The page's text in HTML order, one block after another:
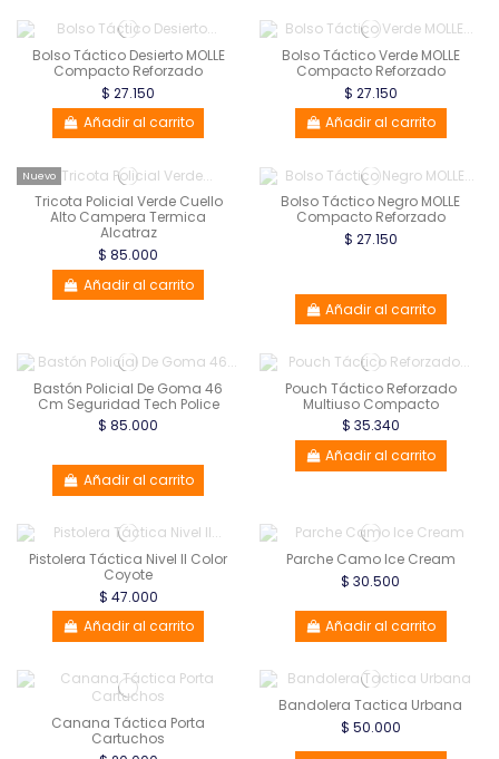
Bolso Táctico Desierto MOLLE
Compacto Reforzado
$ 27.150
Añadir al carrito
Bolso Táctico Verde MOLLE
Compacto Reforzado
$ 27.150
Añadir al carrito
Nuevo
Tricota Policial Verde Cuello
Alto Campera Termica
Alcatraz
$ 85.000
Añadir al carrito
Bolso Táctico Negro MOLLE
Compacto Reforzado
$ 27.150
Añadir al carrito
Bastón Policial De Goma 46
Cm Seguridad Tech Police
$ 85.000
Añadir al carrito
Pouch Táctico Reforzado
Multiuso Compacto
$ 35.340
Añadir al carrito
Pistolera Táctica Nivel II Color
Coyote
$ 47.000
Añadir al carrito
Parche Camo Ice Cream
$ 30.500
Añadir al carrito
Canana Táctica Porta
Cartuchos
Bandolera Tactica Urbana
$ 50.000